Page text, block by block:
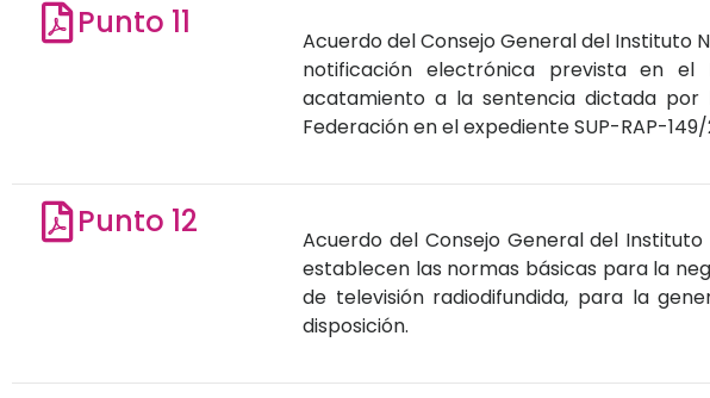
Punto 11
Acuerdo del Consejo General del Instituto
notificación electrónica prevista en el
acatamiento a la sentencia dictada por
Federación en el expediente SUP-RAP-
Punto 12
Acuerdo del Consejo General del
establecen las normas básicas para la
de televisión radiodifundida, para la
disposición.